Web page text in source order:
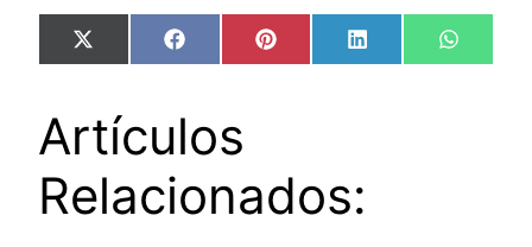
Compartir
en
X
(Twitter)
Compartir
en
FacebookCompartir
en
Pinterest Compartir
en
LinkedIn
en
Artículos
Relacionados: